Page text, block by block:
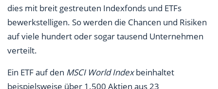
dies mit breit gestreuten Indexfonds und ETFs
bewerkstelligen. So werden die Chancen und Risiken
auf viele hundert oder sogar tausend Unternehmen
verteilt.
Ein ETF auf den MSCI World Indexbeinhaltet
beispielsweise über 1.500 Aktien aus 23